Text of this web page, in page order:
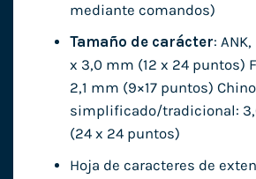
mediante comandos)
Tamaño de carácter:
x 3,0 mm (12 x 24 puntos)
2,1 mm (9×17 puntos) Chino
simplificado/tradicional:
(24 x 24 puntos)
Hoja de caracteres de